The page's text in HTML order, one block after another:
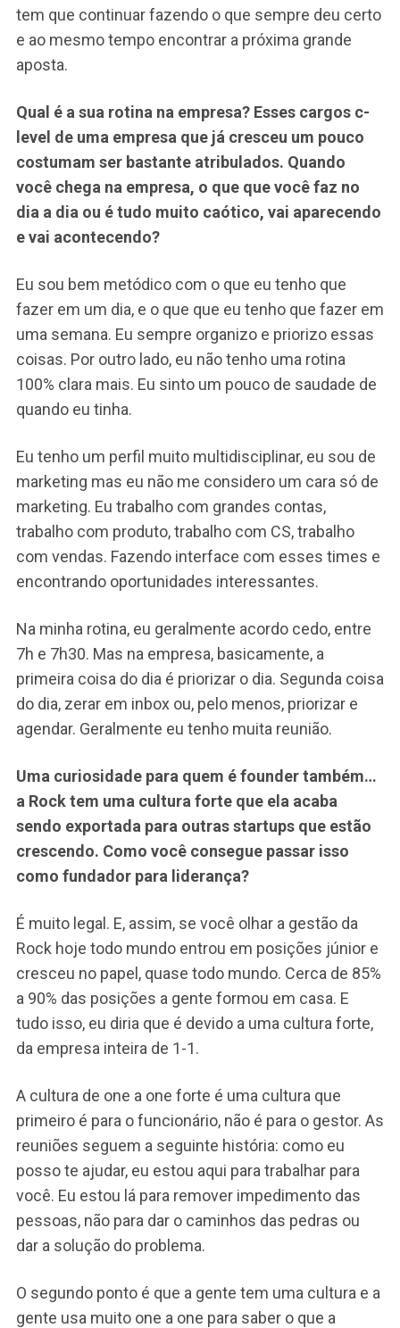
tem que continuar fazendo o que sempre deu certo
e ao mesmo tempo encontrar a próxima grande
aposta.
Qual é a sua rotina na empresa? Esses cargos c-
level de uma empresa que já cresceu um pouco
costumam ser bastante atribulados. Quando
você chega na empresa, o que que você faz no
dia a dia ou é tudo muito caótico, vai aparecendo
e vai acontecendo?
Eu sou bem metódico com o que eu tenho que
fazer em um dia, e o que que eu tenho que fazer em
uma semana. Eu sempre organizo e priorizo essas
coisas. Por outro lado, eu não tenho uma rotina
100% clara mais. Eu sinto um pouco de saudade de
quando eu tinha.
Eu tenho um perfil muito multidisciplinar, eu sou de
marketing mas eu não me considero um cara só de
marketing. Eu trabalho com grandes contas,
trabalho com produto, trabalho com CS, trabalho
com vendas. Fazendo interface com esses times e
encontrando oportunidades interessantes.
Na minha rotina, eu geralmente acordo cedo, entre
7h e 7h30. Mas na empresa, basicamente, a
primeira coisa do dia é priorizar o dia. Segunda coisa
do dia, zerar em inbox ou, pelo menos, priorizar e
agendar. Geralmente eu tenho muita reunião.
Uma curiosidade para quem é founder também…
a Rock tem uma cultura forte que ela acaba
sendo exportada para outras startups que estão
crescendo. Como você consegue passar isso
como fundador para liderança?
É muito legal. E, assim, se você olhar a gestão da
Rock hoje todo mundo entrou em posições júnior e
cresceu no papel, quase todo mundo. Cerca de 85%
a 90% das posições a gente formou em casa. E
tudo isso, eu diria que é devido a uma cultura forte,
da empresa inteira de 1-1.
A cultura de one a one forte é uma cultura que
primeiro é para o funcionário, não é para o gestor. As
reuniões seguem a seguinte história: como eu
posso te ajudar, eu estou aqui para trabalhar para
você. Eu estou lá para remover impedimento das
pessoas, não para dar o caminhos das pedras ou
dar a solução do problema.
O segundo ponto é que a gente tem uma cultura e a
gente usa muito one a one para saber o que a